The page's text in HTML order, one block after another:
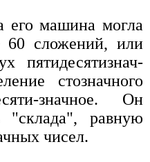
его машина могла
60 сложений, или
пятидесятизнач-
стозначного
значное. Он
"склада", равную
чисел.